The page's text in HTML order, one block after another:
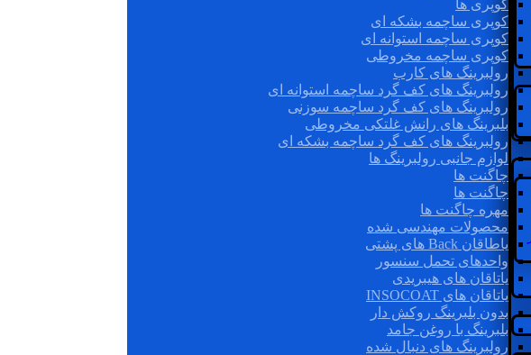
کوپری ها
کوپری ساچمه بشکه ای
کوپری ساچمه استوانه ای
کوپری ساچمه مخروطی
رولبرینگ های کارب
رولبرینگ های کف گرد ساچمه استوانه ای
رولبرینگ های کف گرد ساچمه سوزنی
بلبرینگ های رانش غلتکی مخروطی
رولبرینگ های کف گرد ساچمه بشکه ای
لوازم جانبی رولبرینگ ها
چاگنت ها
چاگنت ها
مهره چاگنت ها
محصولات مهندسی شده
یاطاقان Back های پشتی
واحدهای تحمل سنسور
یاتاقان های هیبریدی
یاتاقان های INSOCOAT
بدون بلبرینگ روکش دار
بلبرینگ با روغن جامد
رولبرینگ های دنبال شده